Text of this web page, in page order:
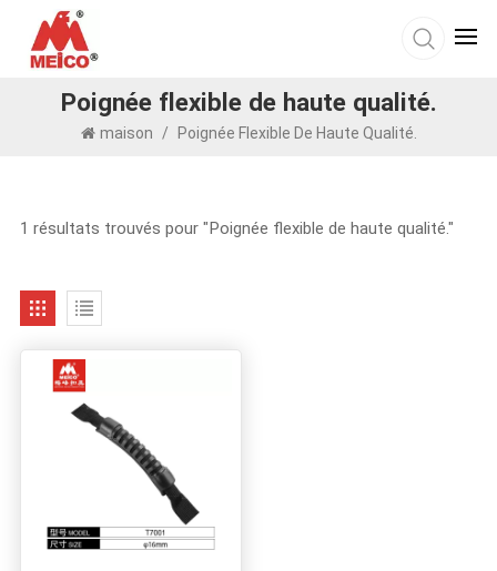
Poignée flexible de haute qualité.
maison / Poignée Flexible De Haute Qualité.
1 résultats trouvés pour "Poignée flexible de haute qualité."